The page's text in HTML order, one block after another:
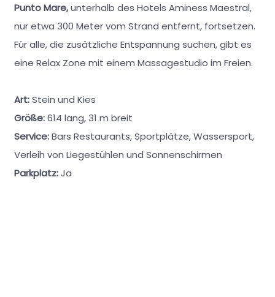
Punto Mare,unterhalb des Hotels Aminess Maestral,
nur etwa 300 Meter vom Strand entfernt, fortsetzen.
Für alle, die zusätzliche Entspannung suchen, gibt es
eine Relax Zone mit einem Massagestudio im Freien.
Art:Stein und Kies
Größe:614 lang, 31 m breit
Service:Bars Restaurants, Sportplätze, Wassersport,
Verleih von Liegestühlen und Sonnenschirmen
Parkplatz:Ja